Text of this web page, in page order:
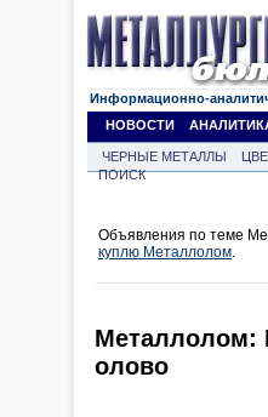
Информационно-
НОВОСТИ
ЧЕРНЫЕ МЕТАЛЛЫ
ПОИСК
Объявления по теме
куплю Металлолом.
Металлолом:
олово